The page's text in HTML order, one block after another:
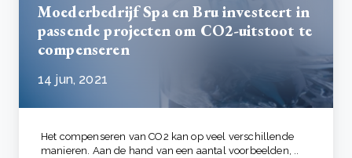
Moederbedrijf Spa en Bru investeert in
passende projecten om CO2-uitstoot te
compenseren
14 jun, 2021
Het compenseren van CO2 kan op veel verschillende
manieren. Aan de hand van een aantal voorbeelden, ..